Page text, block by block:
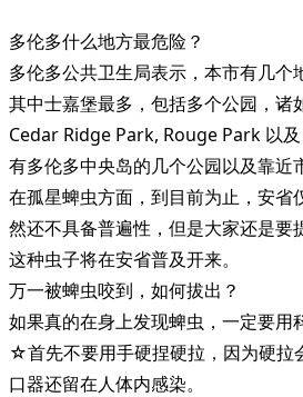
多伦多什么地方最危险？
多伦多公共卫生局表示，本市有几个
其中士嘉堡最多，包括多个公园，
Cedar Ridge Park, Rouge Park 以
有多伦多中央岛的几个公园以及靠近
在孤星蜱虫方面，到目前为止，安省
然还不具备普遍性，但是大家还是要
这种虫子将在安省普及开来。
万一被蜱虫咬到，如何拔出？
如果真的在身上发现蜱虫，一定要用
☆首先不要用手硬捏硬拉，因为硬拉
口器还留在人体内感染。